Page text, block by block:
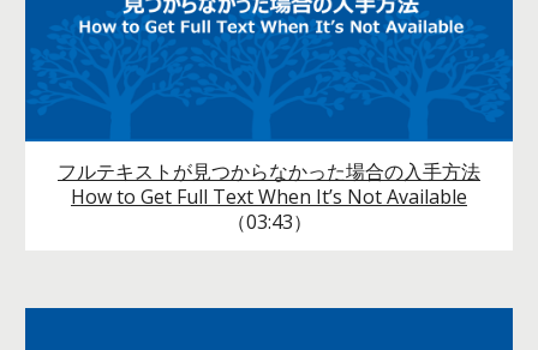
フルテキストが見つからなかった場合の入手方法
How to Get Full Text When It’s Not Available
（03:43）